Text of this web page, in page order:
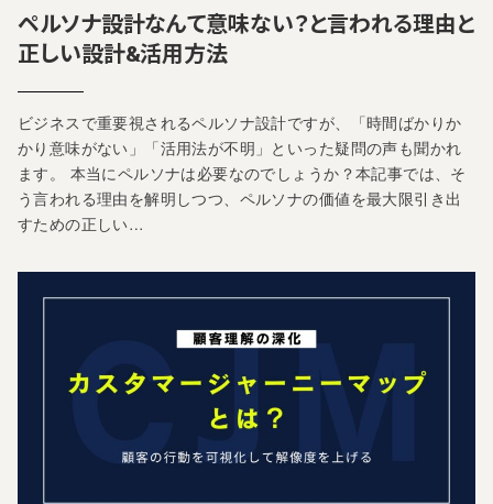
ペルソナ設計なんて意味ない？と言われる理由と
正しい設計&活用方法
ビジネスで重要視されるペルソナ設計ですが、「時間ばかりか
かり意味がない」「活用法が不明」といった疑問の声も聞かれ
ます。 本当にペルソナは必要なのでしょうか？本記事では、そ
う言われる理由を解明しつつ、ペルソナの価値を最大限引き出
すための正しい…